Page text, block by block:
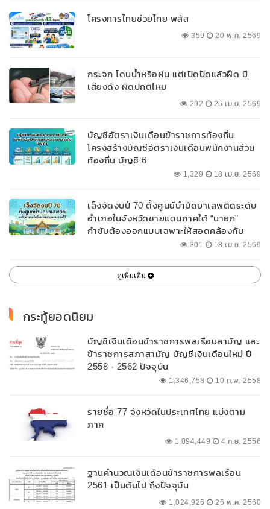
โครงการไทยช่วยไทย พลัส
359 20 พ.ค. 2569
กระจก โดนน้ำหรือฝน แต่เปิดปัดแล้วฝืด มี
เสียงดัง ผิดปกติไหม
292 25 เม.ย. 2569
บัญชีอัตราเงินเดือนข้าราชการท้องถิ่น
โครงสร้างบัญชีอัตราเงินเดือนพนักงานส่วน
ท้องถิ่น บัญชี 6
1,329 18 เม.ย. 2569
เล็งจัดงบปี 70 ตั้งศูนย์บำบัดยาเสพติดระดับ
อำเภอในจังหวัดชายแดนภาคใต้ “นายก”
กำชับต้องออกแบบเฉพาะให้สอดคล้องกับ
301 18 เม.ย. 2569
ดูเพิ่มเติม
กระทู้ยอดนิยม
บัญชีเงินเดือนข้าราชการพลเรือนสามัญ และ
ข้าราชการสภาสามัญ บัญชีเงินเดือนใหม่ ปี
2558 - 2562 ปัจจุบัน
1,346,758 10 ก.พ. 2558
รายชื่อ 77 จังหวัดในประเทศไทย แบ่งตาม
ภาค
1,094,449 4 ก.ย. 2556
ฐานคำนวณเงินเดือนข้าราชการพลเรือน
2561 เป็นต้นไป ถึงปัจจุบัน
1,024,926 26 พ.ค. 2560